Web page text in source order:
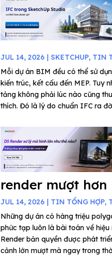
JUL 14, 2026 | SKETCHUP, TIN
Mỗi dự án BIM đều có thể sử
kiến trúc, kết cấu đến MEP. Tuy
tảng không phải lúc nào cũng
thích. Đó là lý do chuẩn IFC ra
render mượt hơn
JUL 14, 2026 | TIN TỔNG HỢP,
Những dự án có hàng triệu
phức tạp luôn là bài toán về
Render bản quyền được phát
cảnh lớn mượt mà ngay trong